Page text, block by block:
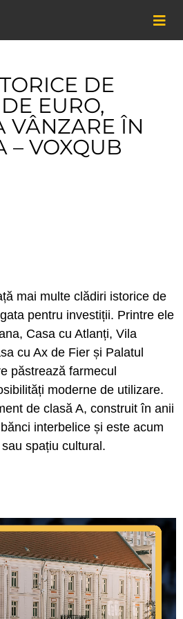
DE
EURO,
VÂNZARE ÎN
– VOXQUB
mai multe clădiri istorice de
pentru investiții. Printre ele
Casa cu Atlanți, Vila
cu Ax de Fier și Palatul
păstrează farmecul
moderne de utilizare.
de clasă A, construit în anii
interbelice și este acum
spațiu cultural.